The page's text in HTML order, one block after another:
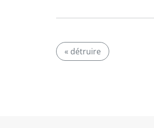
« détruire